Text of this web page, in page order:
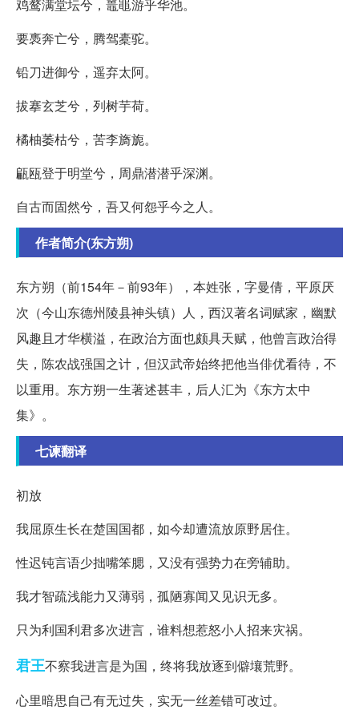
鸡鹜满堂坛兮，鼉黽游乎华池。
要褭奔亡兮，腾驾橐驼。
铅刀进御兮，遥弃太阿。
拔搴玄芝兮，列树芋荷。
橘柚萎枯兮，苦李旖旎。
甂瓯登于明堂兮，周鼎潜潜乎深渊。
自古而固然兮，吾又何怨乎今之人。
作者简介(东方朔)
东方朔（前154年－前93年），本姓张，字曼倩，平原厌
次（今山东德州陵县神头镇）人，西汉著名词赋家，幽默
风趣且才华横溢，在政治方面也颇具天赋，他曾言政治得
失，陈农战强国之计，但汉武帝始终把他当俳优看待，不
以重用。东方朔一生著述甚丰，后人汇为《东方太中
集》。
七谏翻译
初放
我屈原生长在楚国国都，如今却遭流放原野居住。
性迟钝言语少拙嘴笨腮，又没有强势力在旁辅助。
我才智疏浅能力又薄弱，孤陋寡闻又见识无多。
只为利国利君多次进言，谁料想惹怒小人招来灾祸。
君王不察我进言是为国，终将我放逐到僻壤荒野。
心里暗思自己有无过失，实无一丝差错可改过。